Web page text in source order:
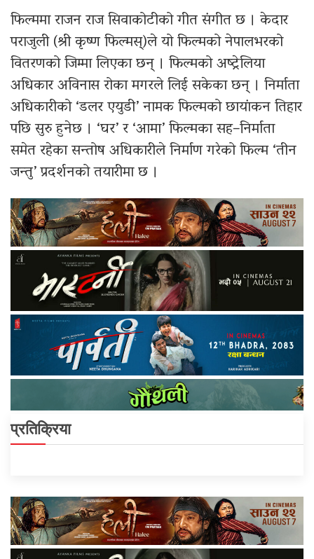
फिल्ममा राजन राज सिवाकोटीको गीत संगीत छ । केदार
पराजुली (श्री कृष्ण फिल्मस्)ले यो फिल्मको नेपालभरको
वितरणको जिम्मा लिएका छन् । फिल्मको अष्ट्रेलिया
अधिकार अविनास रोका मगरले लिई सकेका छन् । निर्माता
अधिकारीको ‘डलर एयुडी’ नामक फिल्मको छायांकन तिहार
पछि सुरु हुनेछ । ‘घर’ र ‘आमा’ फिल्मका सह–निर्माता
समेत रहेका सन्तोष अधिकारीले निर्माण गरेको फिल्म ‘तीन
जन्तु’ प्रदर्शनको तयारीमा छ ।
प्रतिक्रिया